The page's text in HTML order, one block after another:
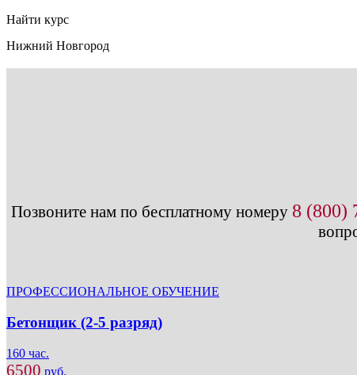
Найти курс
Нижний Новгород
Позвоните нам по бесплатному номеру 8 (800)
ПРОФЕССИОНАЛЬНОЕ ОБУЧЕНИЕ
Бетонщик (2-5 разряд)
160 час.
6500 руб.